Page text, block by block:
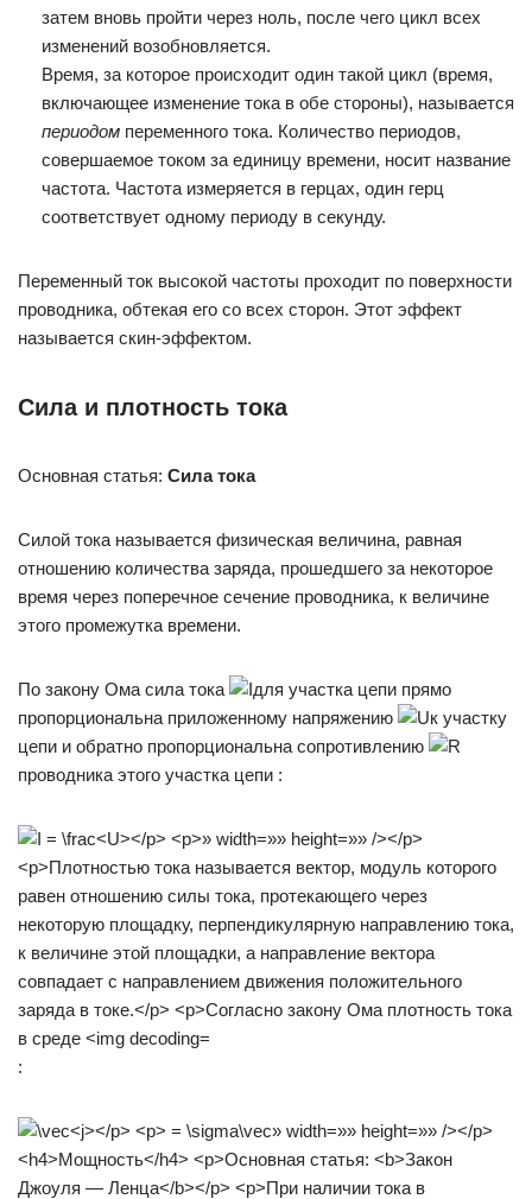
затем вновь пройти через ноль, после чего цикл всех
изменений возобновляется.
Время, за которое происходит один такой цикл (время,
включающее изменение тока в обе стороны), называется
периодом переменного тока. Количество периодов,
совершаемое током за единицу времени, носит название
частота. Частота измеряется в герцах, один герц
соответствует одному периоду в секунду.
Переменный ток высокой частоты проходит по поверхности
проводника, обтекая его со всех сторон. Этот эффект
называется скин-эффектом.
Сила и плотность тока
Основная статья: Сила тока
Силой тока называется физическая величина, равная
отношению количества заряда, прошедшего за некоторое
время через поперечное сечение проводника, к величине
этого промежутка времени.
По закону Ома сила тока
для участка цепи прямо
пропорциональна приложенному напряжению
к участку
цепи и обратно пропорциональна сопротивлению
проводника этого участка цепи :
: